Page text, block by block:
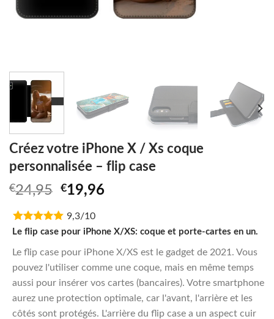
Créez votre iPhone X / Xs coque
personnalisée – flip case
€24,95 Original
was:
€24,95.
€19,96
€19,96.
9,3/10
Le flip case pour iPhone X/XS: coque et porte-cartes en un.
Le flip case pour iPhone X/XS est le gadget de 2021. Vous
pouvez l'utiliser comme une coque, mais en même temps
aussi pour insérer vos cartes (bancaires). Votre smartphone
aurez une protection optimale, car l'avant, l'arrière et les
côtés sont protégés. L'arrière du flip case a un aspect cuir